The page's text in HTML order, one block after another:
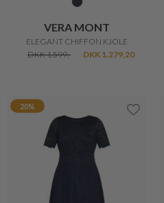
VERA MONT
ELEGANT CHIFFON KJOLE
DKK 1.599,-
DKK 1.279,20
20%